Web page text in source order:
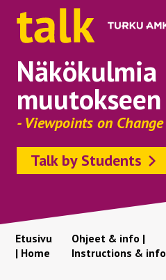
Näkökulmia
muutokseen
- Viewpoints on Change
Talk by Students
Etusivu
| Home
Ohjeet & info |
Instructions & info